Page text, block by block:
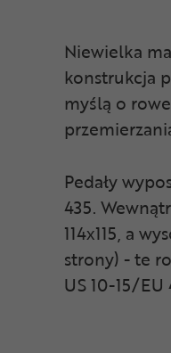
Niewielka
konstrukcja
myślą o
Pedały
435.
114x115, a
strony) - te
US 10-15/EU